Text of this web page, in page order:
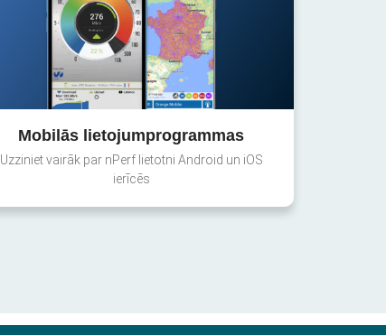
Mobilās lietojumprogrammas
Uzziniet vairāk par nPerf lietotni Android un iOS
ierīcēs